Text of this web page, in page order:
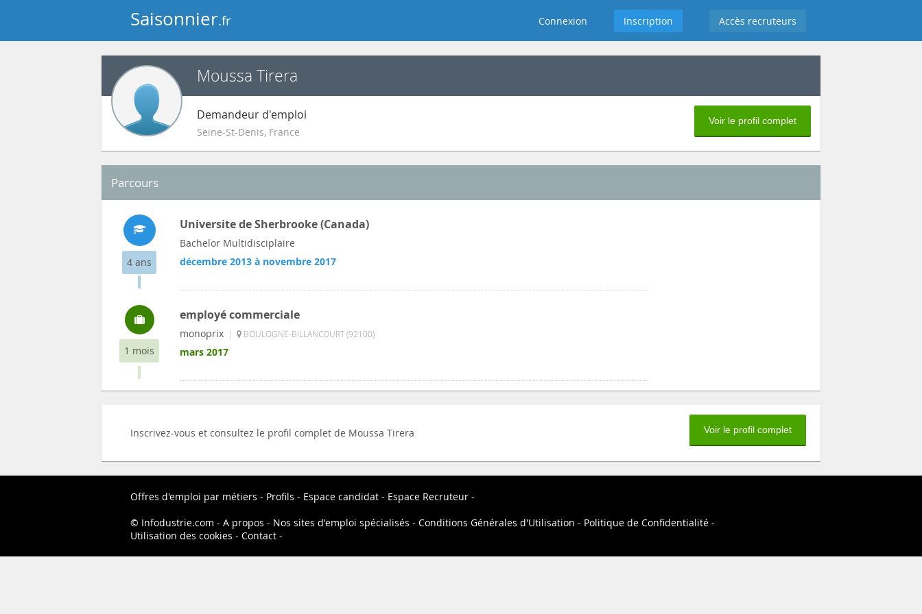
Saisonnier.fr Connexion Inscription Accès recruteurs
Moussa Tirera
Demandeur d'emploi
Seine-St-Denis, France
Voir le profil complet
Parcours
4 ans
Universite de Sherbrooke (Canada)
Bachelor Multidisciplaire
décembre 2013 à novembre 2017
1 mois
employé commerciale
monoprix | BOULOGNE-BILLANCOURT (92100)
mars 2017
Inscrivez-vous et consultez le profil complet de Moussa Tirera Voir le profil complet
Offres d'emploi par métiers Profils Espace candidat
Espace Recruteur
Infodustrie.com
A propos Nos sites d'emploi spécialisés Conditions Générales d'Utilisation
Politique de Confidentialité
Utilisation des cookies
Contact